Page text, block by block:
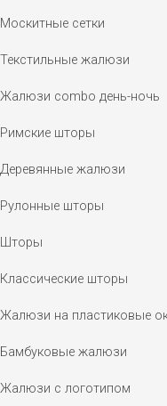
Москитные сетки
Текстильные жалюзи
Жалюзи combo день-ночь
Римские шторы
Деревянные жалюзи
Рулонные шторы
Шторы
Классические шторы
Жалюзи на пластиковые
Бамбуковые жалюзи
Жалюзи с логотипом